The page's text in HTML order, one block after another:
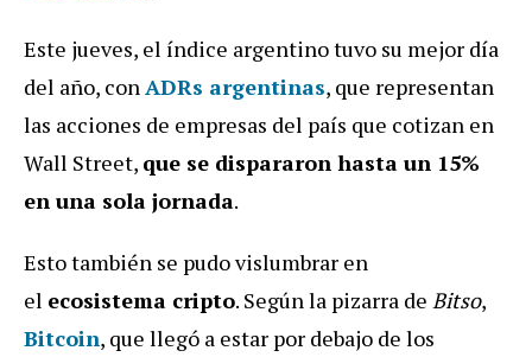
Este jueves, el índice argentino tuvo su mejor día
del año, conADRs argentinas, que representan
las acciones de empresas del país que cotizan en
Wall Street, que se dispararon hasta un 15%
en una sola jornada.
Esto también se pudo vislumbrar en
el ecosistema cripto. Según la pizarra de Bitso,
Bitcoin, que llegó a estar por debajo de los